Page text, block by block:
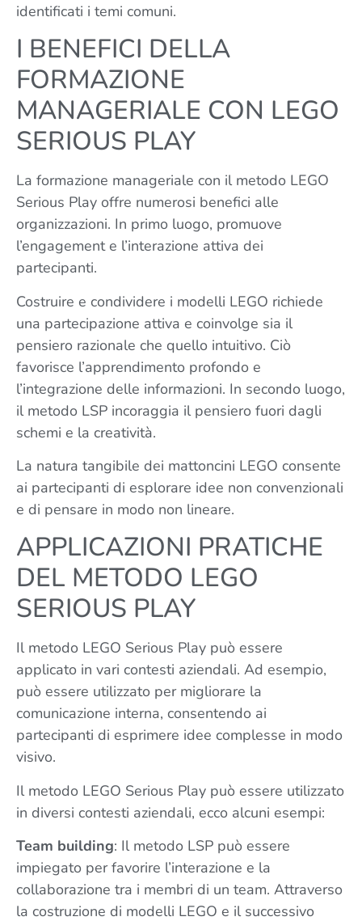
identificati i temi comuni.
I BENEFICI DELLA
FORMAZIONE
MANAGERIALE CON LEGO
SERIOUS PLAY
La formazione manageriale con il metodo LEGO
Serious Play offre numerosi benefici alle
organizzazioni. In primo luogo, promuove
l’engagement e l’interazione attiva dei
partecipanti.
Costruire e condividere i modelli LEGO richiede
una partecipazione attiva e coinvolge sia il
pensiero razionale che quello intuitivo. Ciò
favorisce l’apprendimento profondo e
l’integrazione delle informazioni. In secondo luogo,
il metodo LSP incoraggia il pensiero fuori dagli
schemi e la creatività.
La natura tangibile dei mattoncini LEGO consente
ai partecipanti di esplorare idee non convenzionali
e di pensare in modo non lineare.
APPLICAZIONI PRATICHE
DEL METODO LEGO
SERIOUS PLAY
Il metodo LEGO Serious Play può essere
applicato in vari contesti aziendali. Ad esempio,
può essere utilizzato per migliorare la
comunicazione interna, consentendo ai
partecipanti di esprimere idee complesse in modo
visivo.
Il metodo LEGO Serious Play può essere utilizzato
in diversi contesti aziendali, ecco alcuni esempi:
Team building: Il metodo LSP può essere
impiegato per favorire l’interazione e la
collaborazione tra i membri di un team. Attraverso
la costruzione di modelli LEGO e il successivo